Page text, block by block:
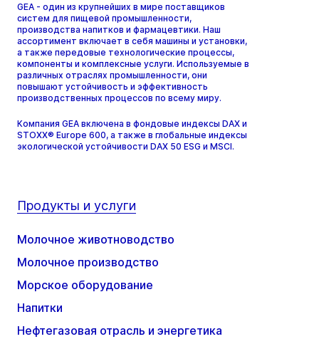
GEA - один из крупнейших в мире поставщиков
систем для пищевой промышленности,
производства напитков и фармацевтики. Наш
ассортимент включает в себя машины и установки,
а также передовые технологические процессы,
компоненты и комплексные услуги. Используемые в
различных отраслях промышленности, они
повышают устойчивость и эффективность
производственных процессов по всему миру.
Компания GEA включена в фондовые индексы DAX и
STOXX® Europe 600, а также в глобальные индексы
экологической устойчивости DAX 50 ESG и MSCI.
Продукты и услуги
Молочное животноводство
Молочное производство
Морское оборудование
Напитки
Нефтегазовая отрасль и энергетика